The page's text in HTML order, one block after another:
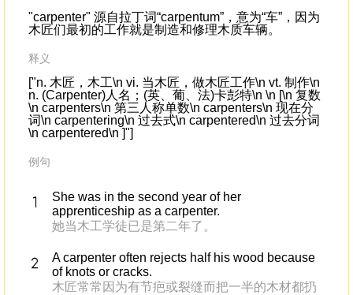
"carpenter" 源自拉丁词“carpentum”，意为“车”，因为
木匠们最初的工作就是制造和修理木质车辆。
释义
["n. 木匠，木工\n vi. 当木匠，做木匠工作\n vt. 制作\n
n. (Carpenter)人名；(英、葡、法)卡彭特\n \n [\n 复数
\n carpenters\n 第三人称单数\n carpenters\n 现在分
词\n carpentering\n 过去式\n carpentered\n 过去分词
\n carpentered\n ]"]
例句
She was in the second year of her
apprenticeship as a carpenter.
她当木工学徒已是第二年了。
A carpenter often rejects half his wood because
of knots or cracks.
木匠常常因为有节疤或裂缝而把一半的木材都扔